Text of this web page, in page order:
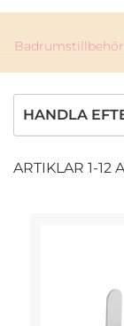
Badrumstillbehör
ARTIKLAR 1-12
HANDLA